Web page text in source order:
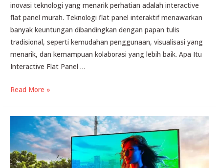
inovasi teknologi yang menarik perhatian adalah interactive
flat panel murah. Teknologi flat panel interaktif menawarkan
banyak keuntungan dibandingkan dengan papan tulis
tradisional, seperti kemudahan penggunaan, visualisasi yang
menarik, dan kemampuan kolaborasi yang lebih baik. Apa Itu
Interactive Flat Panel …
Tingkatkan
Produtivitas:
Panduan
Lengkap
Interaktif
Read More »